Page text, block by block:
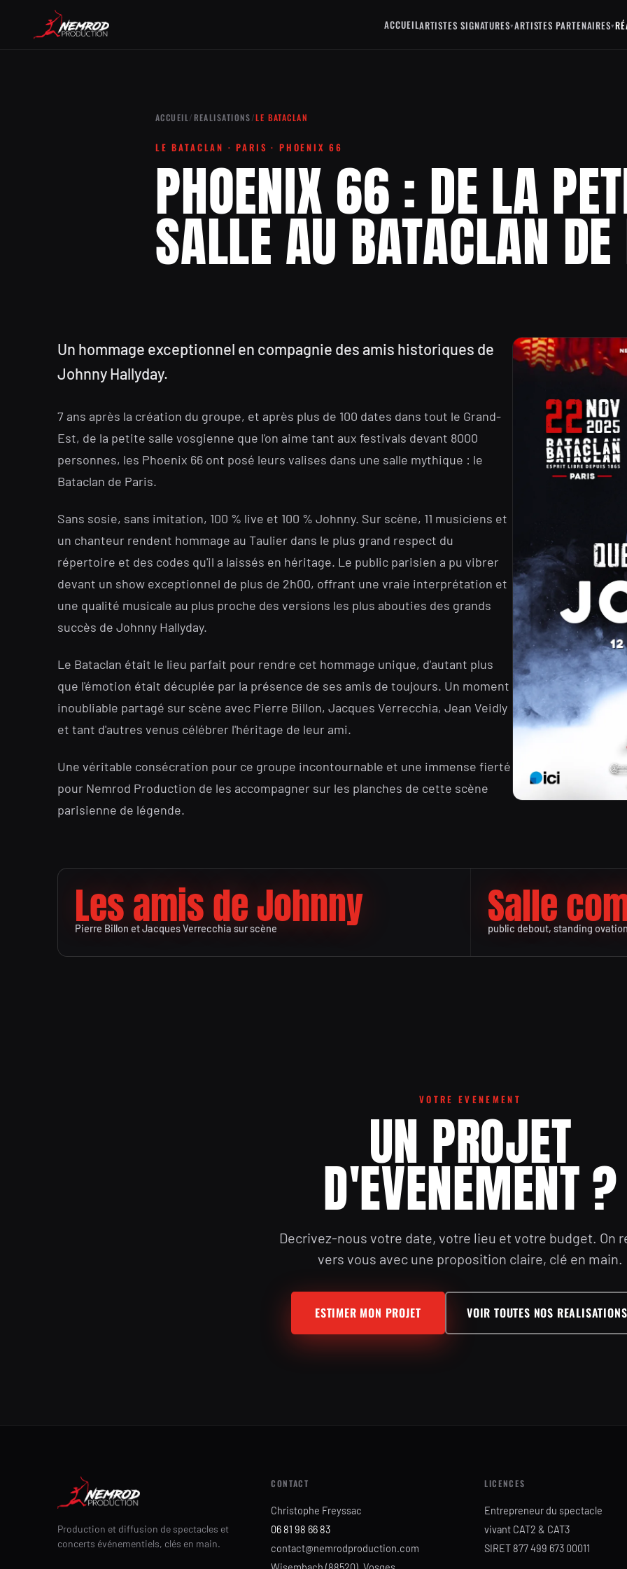
ACCUEILARTISTES SIGNATURES▾ARTISTES PARTENAIRES▾
ACCUEIL /REALISATIONS/LE BATACLAN
LE BATACLAN · PARIS · PHOENIX 66
PHOENIX 66 : DE LA
SALLE AU BATACLAN
Un hommage exceptionnel en compagnie des amis historiques de
Johnny Hallyday.
7 ans après la création du groupe, et après plus de 100 dates dans tout le Grand-
Est, de la petite salle vosgienne que l'on aime tant aux festivals devant 8000
personnes, les Phoenix 66 ont posé leurs valises dans une salle mythique : le
Bataclan de Paris.
Sans sosie, sans imitation, 100 % live et 100 % Johnny. Sur scène, 11 musiciens et
un chanteur rendent hommage au Taulier dans le plus grand respect du
répertoire et des codes qu'il a laissés en héritage. Le public parisien a pu vibrer
devant un show exceptionnel de plus de 2h00, offrant une vraie interprétation et
une qualité musicale au plus proche des versions les plus abouties des grands
succès de Johnny Hallyday.
Le Bataclan était le lieu parfait pour rendre cet hommage unique, d'autant plus
que l'émotion était décuplée par la présence de ses amis de toujours. Un moment
inoubliable partagé sur scène avec Pierre Billon, Jacques Verrecchia, Jean Veidly
et tant d'autres venus célébrer l'héritage de leur ami.
Une véritable consécration pour ce groupe incontournable et une immense fierté
pour Nemrod Production de les accompagner sur les planches de cette scène
parisienne de légende.
Les amis de Johnny
Pierre Billon et Jacques Verrecchia sur scène Salle
public debout, standing ovation
VOTRE EVENEMENT
UN PROJET
D'EVENEMENT ?
Decrivez-nous votre date, votre lieu et votre budget. On
vers vous avec une proposition claire, clé en main.
ESTIMER MON PROJET VOIR TOUTES NOS REALISATIONS
Production et diffusion de spectacles et
concerts événementiels, clés en main.
CONTACT
Christophe Freyssac
06 81 98 66 83
contact@nemrodproduction.com
LICENCES
Entrepreneur du spectacle
vivant CAT2 & CAT3
SIRET 877 499 673 00011